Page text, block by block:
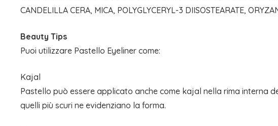
CANDELILLA CERA, MICA, POLYGLYCERYL-3 DIISOSTEARATE,
Beauty Tips
Puoi utilizzare Pastello Eyeliner come:
Kajal
Pastello può essere applicato anche come kajal nella rima interna
quelli più scuri ne evidenziano la forma.